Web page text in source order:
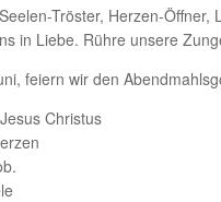
Tröster, Herzen-
in Liebe. Rühre unsere
feiern wir den
Christus